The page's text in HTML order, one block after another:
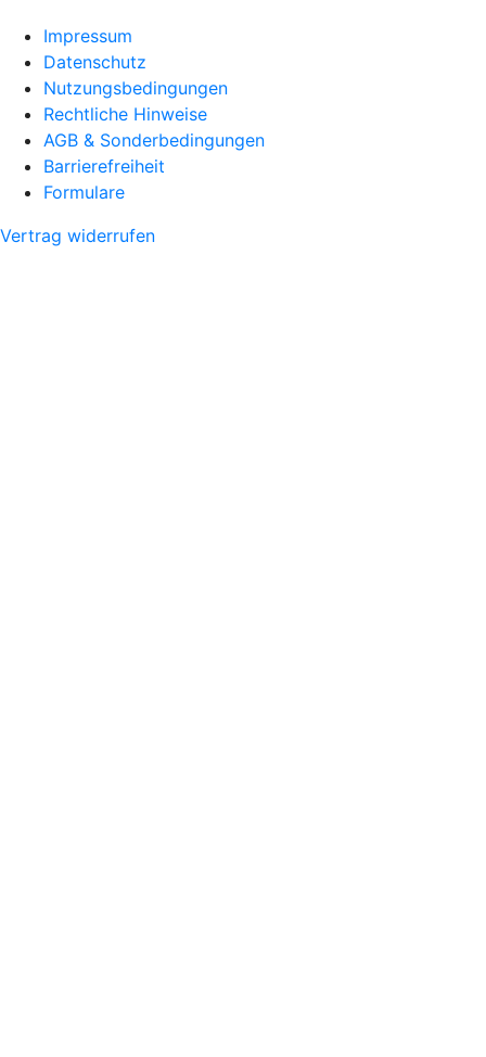
Impressum
Datenschutz
Nutzungsbedingungen
Rechtliche Hinweise
AGB & Sonderbedingungen
Barrierefreiheit
Formulare
Vertrag widerrufen